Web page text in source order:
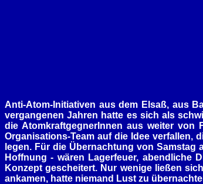
Anti-Atom-Initiativen aus dem Elsaß, aus
vergangenen Jahren hatte es sich als
die AtomkraftgegnerInnen aus weiter von
Organisations-Team auf die Idee verfallen,
legen. Für die Übernachtung von
Hoffnung - wären Lagerfeuer, abendliche
Konzept gescheitert. Nur wenige ließen
ankamen, hatte niemand Lust zu